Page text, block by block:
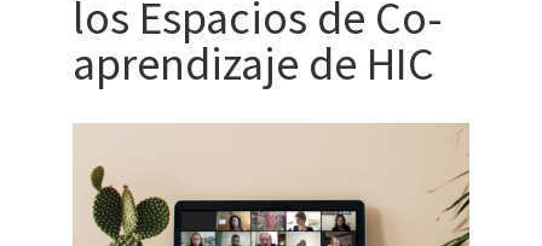
los Espacios de Co-
aprendizaje de HIC